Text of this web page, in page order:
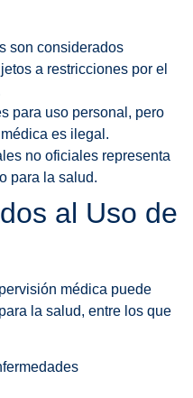
son considerados
a restricciones por el
para uso personal, pero
es ilegal.
no oficiales representa
para la salud.
al Uso de
médica puede
la salud, entre los que